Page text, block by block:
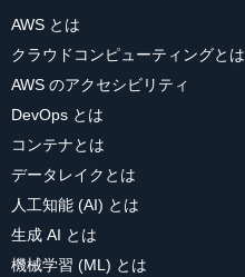
AWS とは
クラウドコンピューティングとは
AWS のアクセシビリティ
DevOps とは
コンテナとは
データレイクとは
人工知能 (AI) とは
生成 AI とは
機械学習 (ML) とは